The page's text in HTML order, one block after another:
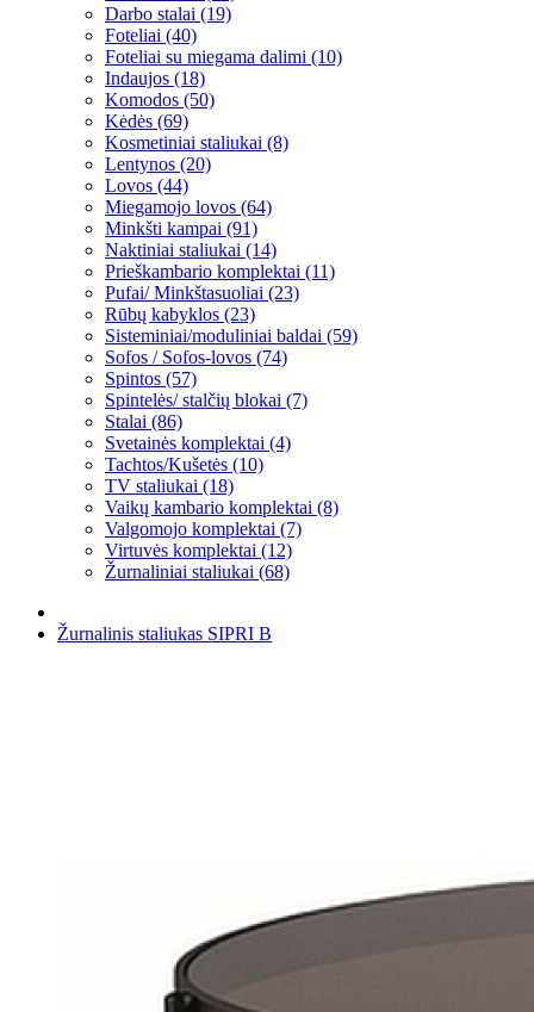
Darbo stalai (19)
Foteliai (40)
Foteliai su miegama dalimi (10)
Indaujos (18)
Komodos (50)
Kėdės (69)
Kosmetiniai staliukai (8)
Lentynos (20)
Lovos (44)
Miegamojo lovos (64)
Minkšti kampai (91)
Naktiniai staliukai (14)
Prieškambario komplektai (11)
Pufai/ Minkštasuoliai (23)
Rūbų kabyklos (23)
Sisteminiai/moduliniai baldai (59)
Sofos / Sofos-lovos (74)
Spintos (57)
Spintelės/ stalčių blokai (7)
Stalai (86)
Svetainės komplektai (4)
Tachtos/Kušetės (10)
TV staliukai (18)
Vaikų kambario komplektai (8)
Valgomojo komplektai (7)
Virtuvės komplektai (12)
Žurnaliniai staliukai (68)
Žurnalinis staliukas SIPRI B